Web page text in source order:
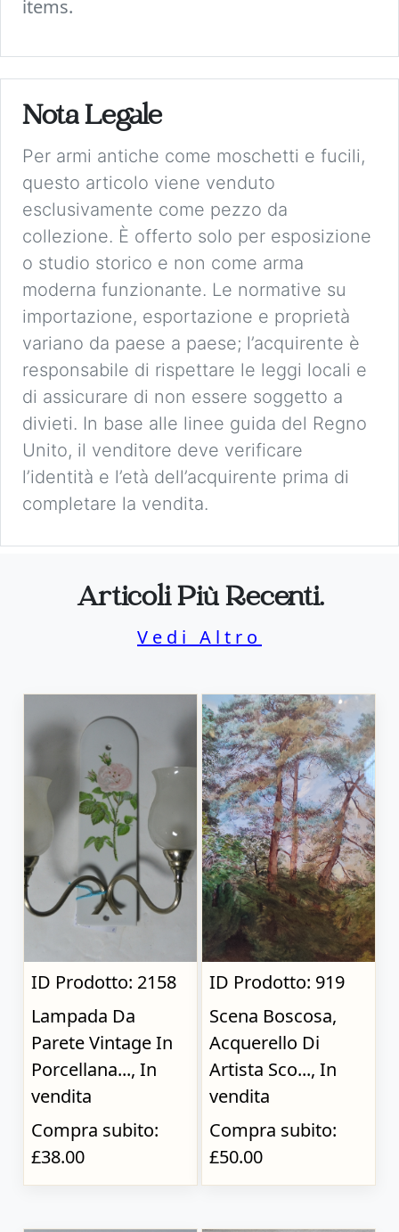
items.
Nota Legale
Per armi antiche come moschetti e fucili,
questo articolo viene venduto
esclusivamente come pezzo da
collezione. È offerto solo per esposizione
o studio storico e non come arma
moderna funzionante. Le normative su
importazione, esportazione e proprietà
variano da paese a paese; l’acquirente è
responsabile di rispettare le leggi locali e
di assicurare di non essere soggetto a
divieti. In base alle linee guida del Regno
Unito, il venditore deve verificare
l’identità e l’età dell’acquirente prima di
completare la vendita.
Articoli Più Recenti.
Vedi Altro
ID Prodotto: 2158
Lampada Da
Parete Vintage In
Porcellana..., In
vendita
Compra subito:
£38.00
ID Prodotto: 919
Scena Boscosa,
Acquerello Di
Artista Sco..., In
vendita
Compra subito:
£50.00